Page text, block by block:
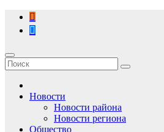
Перейти
содержимому
Новости
Новости района
Новости региона
Общество